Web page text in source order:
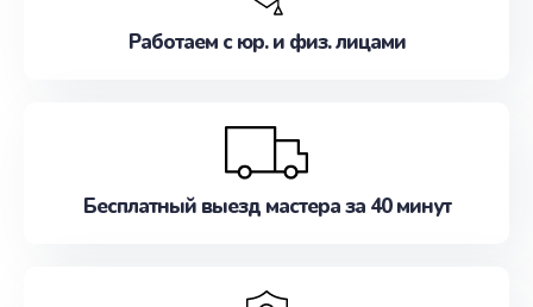
Работаем с юр. и физ. лицами
Бесплатный выезд мастера за 40 минут